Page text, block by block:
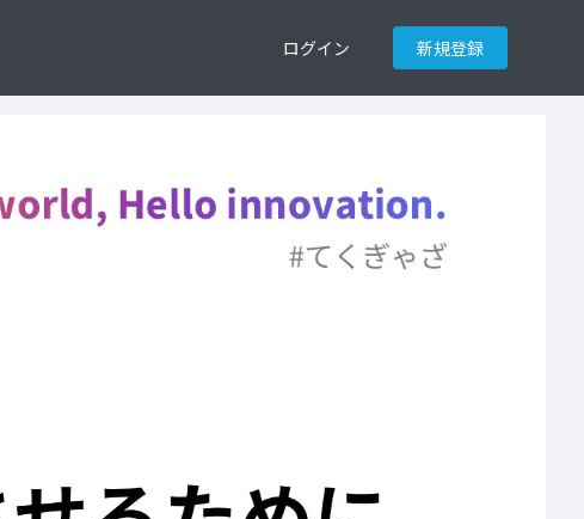
ログイン 新規登録